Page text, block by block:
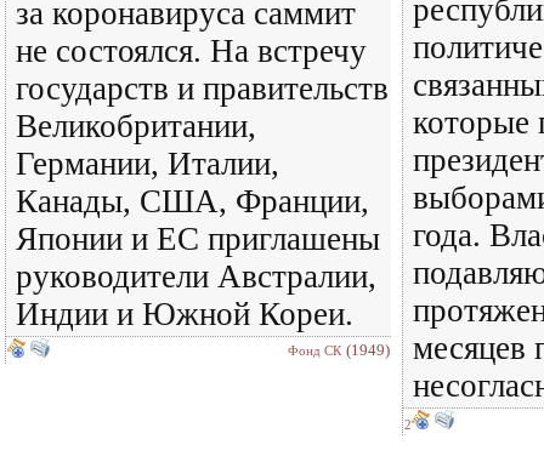
за коронавируса саммит
не состоялся. На встречу
государств и правительств
Великобритании,
Германии, Италии,
Канады, США, Франции,
Японии и ЕС приглашены
руководители Австралии,
Индии и Южной Кореи.
Фонд СК (1949)
которые
года.
месяцев
2